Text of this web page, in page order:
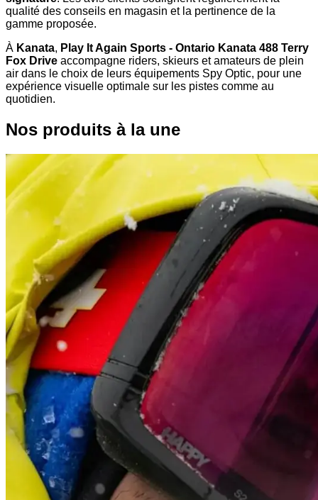
qualité des conseils en magasin et la pertinence de la
gamme proposée.
À Kanata, Play It Again Sports - Ontario Kanata 488 Terry
Fox Drive accompagne riders, skieurs et amateurs de plein
air dans le choix de leurs équipements Spy Optic, pour une
expérience visuelle optimale sur les pistes comme au
quotidien.
Nos produits à la une